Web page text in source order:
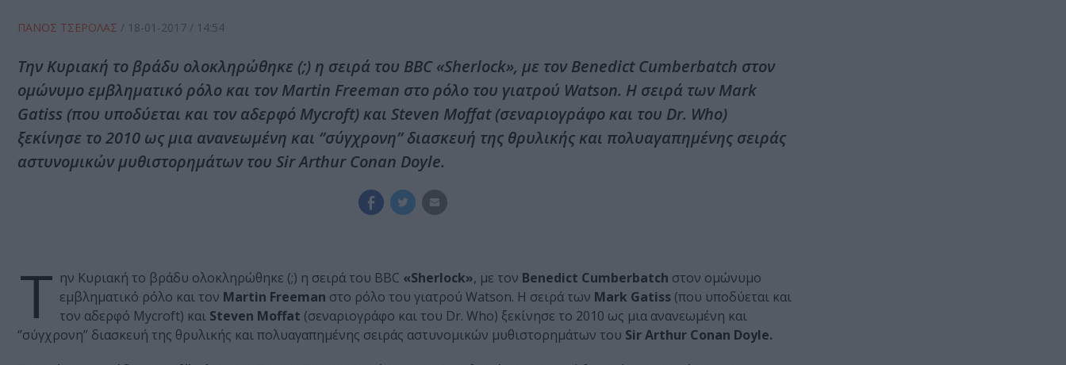
ΠΑΝΟΣ ΤΣΕΡΟΛΑΣ / 18-01-2017 / 14:54
Την Κυριακή το βράδυ ολοκληρώθηκε (;) η σειρά του BBC «Sherlock», με τον Benedict Cumberbatch στον
ομώνυμο εμβληματικό ρόλο και τον Martin Freeman στο ρόλο του γιατρού Watson. Η σειρά των Mark
Gatiss (που υποδύεται και τον αδερφό Mycroft) και Steven Moffat (σεναριογράφο και του Dr. Who)
ξεκίνησε το 2010 ως μια ανανεωμένη και ‘’σύγχρονη’’ διασκευή της θρυλικής και πολυαγαπημένης σειράς
αστυνομικών μυθιστορημάτων του Sir Arthur Conan Doyle.
Τ ην Κυριακή το βράδυ ολοκληρώθηκε (;) η σειρά του BBC «Sherlock», με τον Benedict Cumberbatch στον ομώνυμο
εμβληματικό ρόλο και τον Martin Freeman στο ρόλο του γιατρού Watson. Η σειρά των Mark Gatiss (που υποδύεται και
τον αδερφό Mycroft) και Steven Moffat (σεναριογράφο και του Dr. Who) ξεκίνησε το 2010 ως μια ανανεωμένη και
‘’σύγχρονη’’ διασκευή της θρυλικής και πολυαγαπημένης σειράς αστυνομικών μυθιστορημάτων του Sir Arthur Conan Doyle.